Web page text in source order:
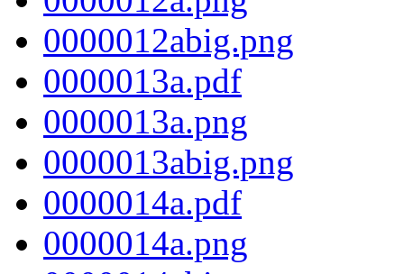
0000012abig.png
0000013a.pdf
0000013a.png
0000013abig.png
0000014a.pdf
0000014a.png